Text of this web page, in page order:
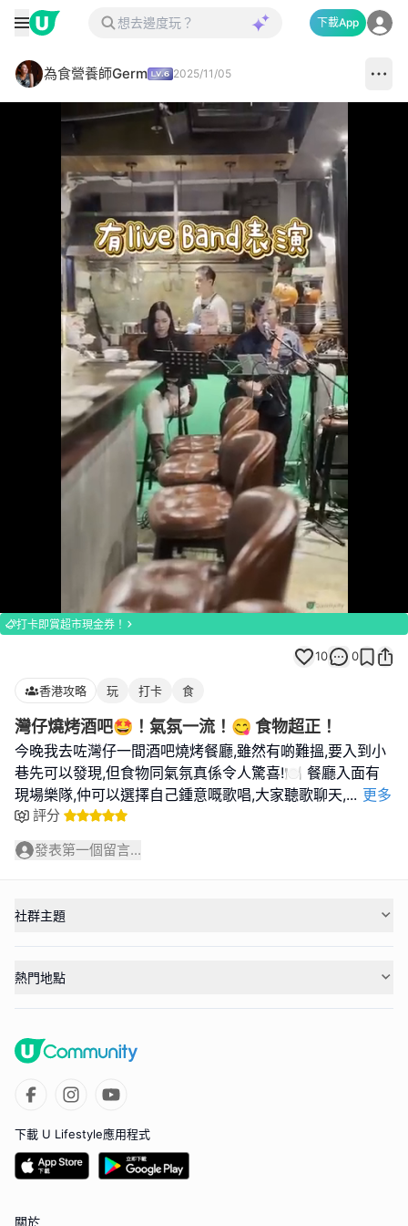
下載App
為食營養師Germ 2025/11/05
Loaded:
100.00%
打卡即賞超市現金券！
10 0
香港攻略 玩 打卡 食
灣仔燒烤酒吧🤩！氣氛一流！😋 食物超正！
今晚我去咗灣仔一間酒吧燒烤餐廳,雖然有啲難搵,要入到小
巷先可以發現,但食物同氣氛真係令人驚喜!🍽️ 餐廳入面有
現場樂隊,仲可以選擇自己鍾意嘅歌唱,大家聽歌聊天,... 更多
評分
發表第一個留言...
社群主題
熱門地點
下載 U Lifestyle應用程式
關於